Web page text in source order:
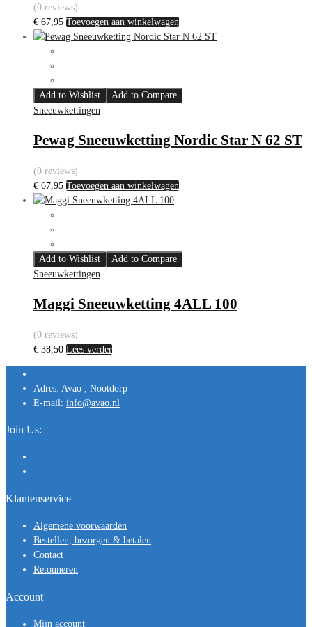
(0 reviews)
€ 67,95 Toevoegen aan winkelwagen
Add to Wishlist
Add to Compare
Sneeuwkettingen
Pewag Sneeuwketting Nordic Star N 62 ST
(0 reviews)
€ 67,95 Toevoegen aan winkelwagen
Add to Wishlist
Add to Compare
Sneeuwkettingen
Maggi Sneeuwketting 4ALL 100
(0 reviews)
€ 38,50 Lees verder
Adres: Avao , Nootdorp
E-mail: info@avao.nl
Join Us:
Klantenservice
Algemene voorwaarden
Bestellen, bezorgen & betalen
Contact
Retouneren
Account
Mijn account